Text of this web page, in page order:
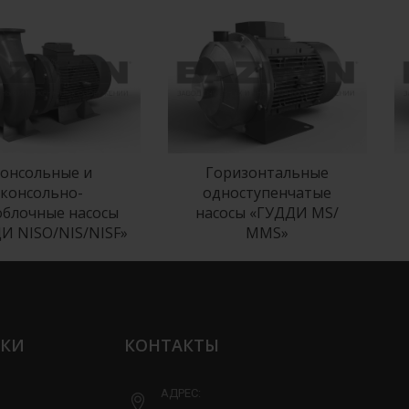
и
насосы
NIS/NISF»
Горизонтальные
одноступенчатые
насосы «ГУДДИ MS/
МMS»
КОНТАКТЫ
АДРЕС: